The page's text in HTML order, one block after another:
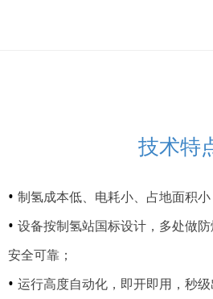
技术特
• 制氢成本低、电耗小、占地面积小
• 设备按制氢站国标设计，多处做
安全可靠；
• 运行高度自动化，即开即用，秒级